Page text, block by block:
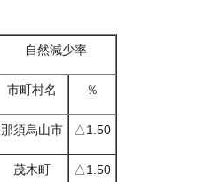
自然減少率
市町村名 ％
那須烏山市 △1.50
茂木町 △1.50